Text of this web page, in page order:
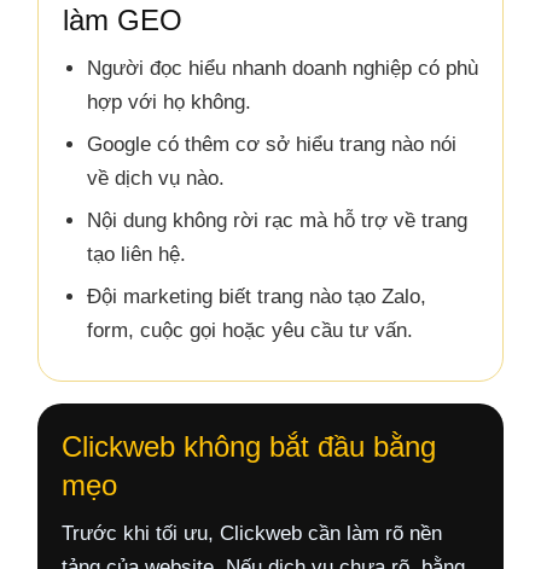
làm GEO
Người đọc hiểu nhanh doanh nghiệp có phù
hợp với họ không.
Google có thêm cơ sở hiểu trang nào nói
về dịch vụ nào.
Nội dung không rời rạc mà hỗ trợ về trang
tạo liên hệ.
Đội marketing biết trang nào tạo Zalo,
form, cuộc gọi hoặc yêu cầu tư vấn.
Clickweb không bắt đầu bằng
mẹo
Trước khi tối ưu, Clickweb cần làm rõ nền